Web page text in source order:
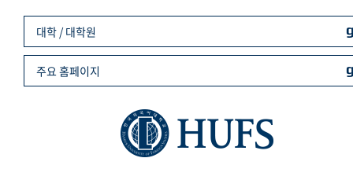
대학 / 대학원
주요 홈페이지